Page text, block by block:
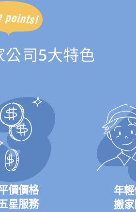
公司5大特色
價價格
星服務
年
搬